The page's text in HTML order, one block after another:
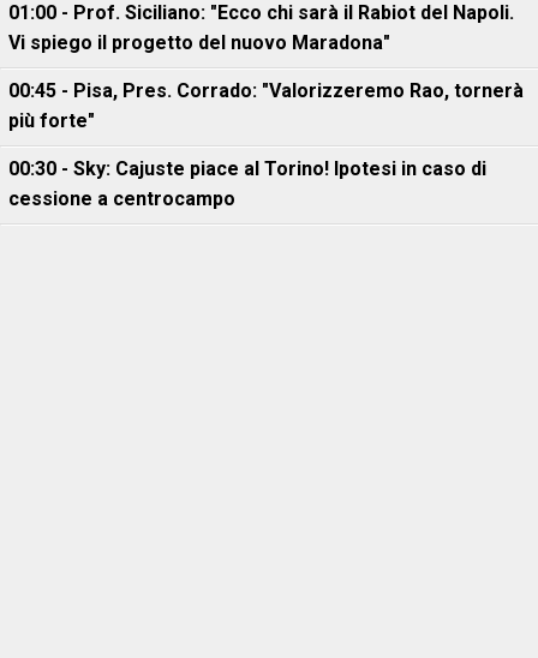
01:00 - Prof. Siciliano: "Ecco chi sarà il Rabiot del Napoli.
Vi spiego il progetto del nuovo Maradona"
00:45 - Pisa, Pres. Corrado: "Valorizzeremo Rao, tornerà
più forte"
00:30 - Sky: Cajuste piace al Torino! Ipotesi in caso di
cessione a centrocampo